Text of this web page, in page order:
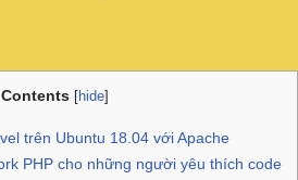
Contents [hide]
trên Ubuntu 18.04 với Apache
PHP cho những người yêu thích code